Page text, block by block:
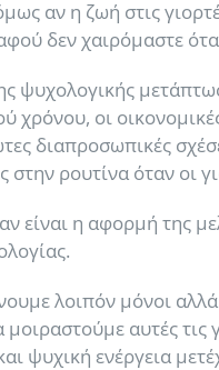
αν η ζωή στις
δεν χαιρόμαστε
ψυχολογικής
χρόνου, οι
διαπροσωπικές
στην ρουτίνα όταν οι
είναι η αφορμή της
λοιπόν μόνοι
μοιραστούμε αυτές
ψυχική ενέργεια